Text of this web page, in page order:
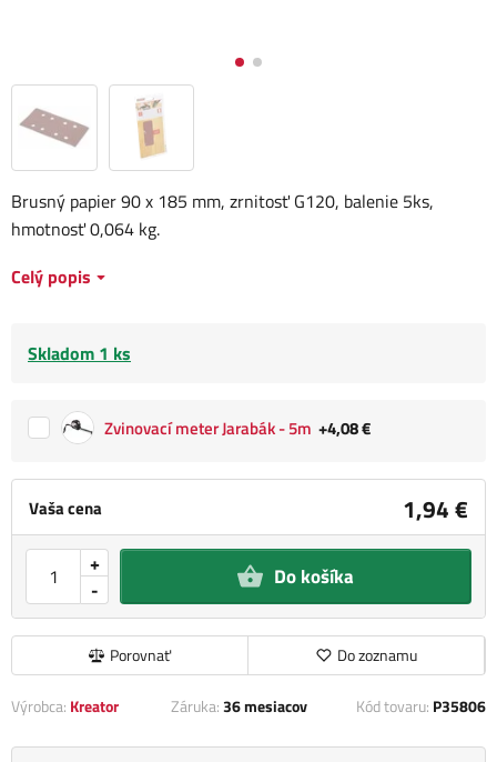
Vaša cena 1,94 €
-
+ Do košíka
Porovnať Do zoznamu
Brusný papier 90 x 185 mm, zrnitosť G120, balenie 5ks,
hmotnosť 0,064 kg.
Celý popis
Skladom 1 ks
Zvinovací meter Jarabák - 5m +4,08 €
Výrobca: Kreator Záruka:36 mesiacov Kód tovaru: P35806